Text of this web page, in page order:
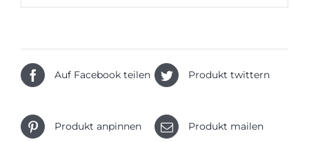
Auf Facebook teilen Produkt twittern
Produkt anpinnen Produkt mailen